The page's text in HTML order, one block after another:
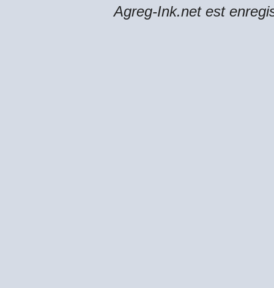
Agreg-Ink.net est